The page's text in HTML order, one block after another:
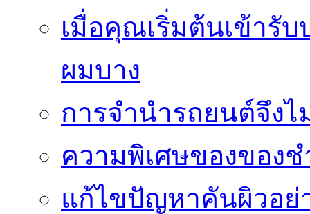
เมื่อคุณเริ่มต้นเข้ารั
ผมบาง
การจำนำรถยนต์จึงไ
ความพิเศษของของ
แก้ไขปัญหาคันผิวอ